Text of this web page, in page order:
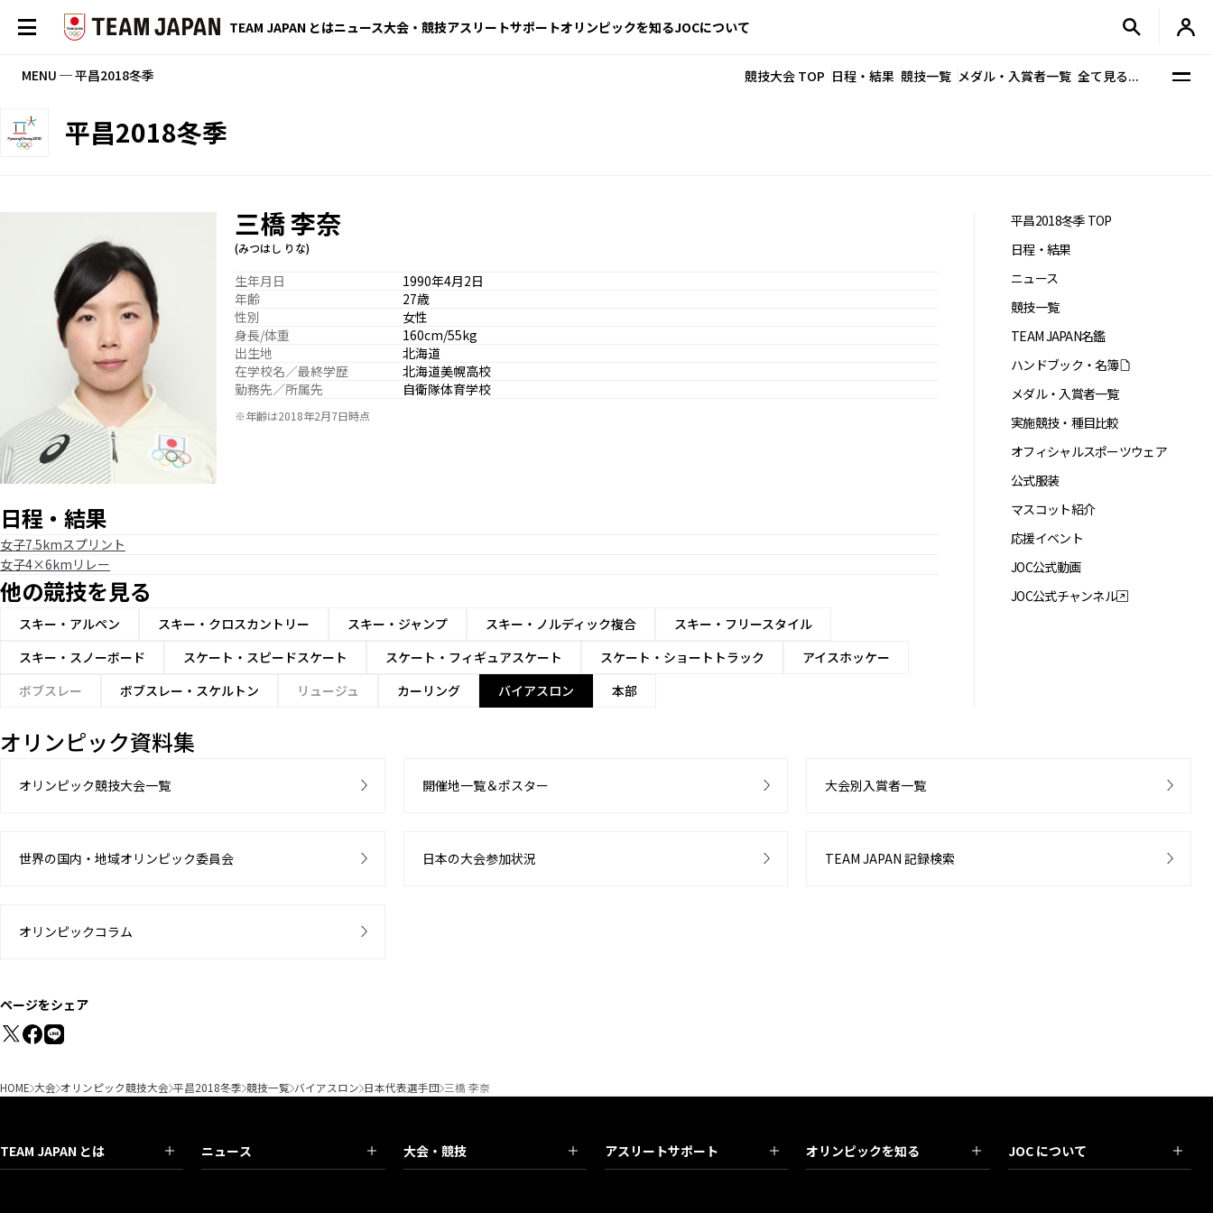
TEAM JAPAN とはニュース大会・競技アスリートサポートオリンピックを知るJOCについて
MENU ─ 平昌2018冬季 競技大会 TOP 日程・結果 競技一覧 メダル・入賞者一覧 全て見る...
平昌2018冬季
三橋 李奈
(みつはし りな)
生年月日
1990年4月2日
年齢
27歳
性別
女性
身長/体重
160cm/55kg
出生地
北海道
在学校名／最終学歴
北海道美幌高校
勤務先／所属先
自衛隊体育学校
※年齢は2018年2月7日時点
日程・結果
女子7.5kmスプリント
女子4×6kmリレー
他の競技を見る
スキー・アルペン スキー・クロスカントリー スキー・ジャンプ スキー・ノルディック複合
スキー・フリースタイル
スキー・スノーボード
スケート・スピードスケート スケート・フィギュアスケート スケート・ショートトラック
アイスホッケー
ボブスレー
ボブスレー・スケルトン リュージュ カーリング バイアスロン 本部
平昌2018冬季 TOP
日程・結果
ニュース
競技一覧
TEAM JAPAN名鑑
ハンドブック・名簿
メダル・入賞者一覧
実施競技・種目比較
オフィシャルスポーツウェア
公式服装
マスコット紹介
応援イベント
JOC公式動画
JOC公式チャンネル
オリンピック資料集
オリンピック競技大会一覧 開催地一覧＆ポスター 大会別入賞者一覧
世界の国内・地域オリンピック委員会 日本の大会参加状況 TEAM JAPAN 記録検索
オリンピックコラム
ページをシェア
HOME 大会 オリンピック競技大会 平昌2018冬季 競技一覧 バイアスロン 日本代表選手団 三橋 李奈
TEAM JAPAN とは ニュース 大会・競技 アスリートサポート オリンピックを知る JOC について